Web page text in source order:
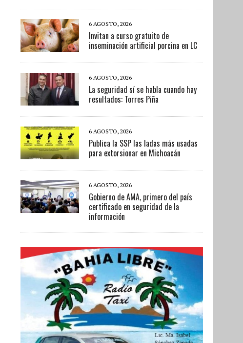
6 AGOSTO, 2026
Invitan a curso gratuito de
inseminación artificial porcina en LC
6 AGOSTO, 2026
La seguridad sí se habla cuando hay
resultados: Torres Piña
6 AGOSTO, 2026
Publica la SSP las ladas más usadas
para extorsionar en Michoacán
6 AGOSTO, 2026
Gobierno de AMA, primero del país
certificado en seguridad de la
información